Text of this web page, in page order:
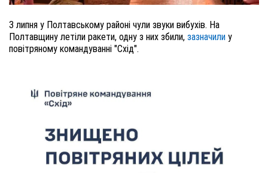
3 липня у Полтавському районі чули звуки вибухів. На
Полтавщину летіли ракети, одну з них збили, зазначили у
повітряному командуванні "Схід".